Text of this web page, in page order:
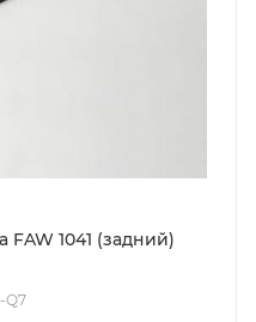
FAW 1041 (задний)
Q7